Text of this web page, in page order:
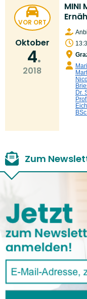
VOR ORT
Oktober
4
2018
MINI
Dr.
Zum